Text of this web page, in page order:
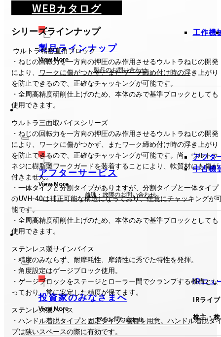
製品ラインナップ
View More
製品のお問い合わせ
工作機
アフターサービス
View More
修理・故障のお問い合わせ
アフタ
中古機
投資家のみなさまへ
View More
IRのお問い合わせ
IRニュ
IRライ
株主・
WEBカタログ
シリーズラインナップ
ウルトラ精密直角ブロック
・ねじの回転力を一方向の押圧のみ作用させるウルトラねじの開発
により、ワークに傷がつかず、またワーク締め付け時の浮き上がり
を防止できるので、正確なチャッキングが可能です。
・全周高精度研削仕上げのため、本体のみで基準ブロックとしても
使用できます。
ウルトラ三面取バイスシリーズ
・ねじの回転力を一方向の押圧のみ作用させるウルトラねじの開発
により、ワークに傷がつかず、またワーク締め付け時の浮き上がり
を防止できるので、正確なチャッキングが可能です。尚、ウルトラ
ネジに樹脂製ワークガードを装着することにより、軟質材にも傷が
付きません。
・一体タイプと分割タイプがありますが、分割タイプと一体タイプ
のUVH-40は補正可能な構造になっており、任意にチャッキングが
能です。
・全周高精度研削仕上げのため、本体のみで基準ブロックとしても
使用できます。
ステンレス製サインバイス
・精度のみならず、耐摩耗性、摩錆性に秀でた特性を発揮。
・角度設定はゲージブロック使用。
・ゲージブロックをステージとローラー間でクランプする機構とな
っており、常に安定した精度が保てます。
ステンレス製バイス
・ハンドル着脱タイプと固定タイプ2機種を用意。ハンドル着脱タ
プは狭いスペースの際に有効です。